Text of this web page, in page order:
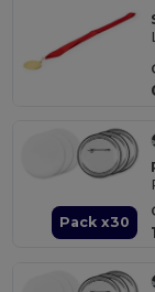
Pack x30